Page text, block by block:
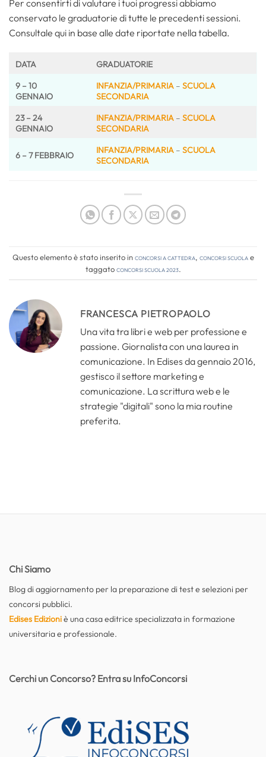
Per consentirti di valutare i tuoi progressi abbiamo
conservato le graduatorie di tutte le precedenti sessioni.
Consultale qui in base alle date riportate nella tabella.
DATA
GRADUATORIE
9 – 10
GENNAIO
INFANZIA/PRIMARIA – SCUOLA
SECONDARIA
23 – 24
GENNAIO
INFANZIA/PRIMARIA – SCUOLA
SECONDARIA
6 – 7 FEBBRAIO INFANZIA/PRIMARIA – SCUOLA
SECONDARIA
Questo elemento è stato inserito inConcorsi a cattedra, Concorsi Scuolae
taggatoconcorsi scuola 2023.
FRANCESCA PIETROPAOLO
Una vita tra libri e web per professione e
passione. Giornalista con una laurea in
comunicazione. In Edises da gennaio 2016,
gestisco il settore marketing e
comunicazione. La scrittura web e le
strategie "digitali" sono la mia routine
preferita.
Chi Siamo
Blog di aggiornamento per la preparazione di test e selezioni per
concorsi pubblici.
Edises Edizioniè una casa editrice specializzata in formazione
universitaria e professionale.
Cerchi un Concorso? Entra su InfoConcorsi